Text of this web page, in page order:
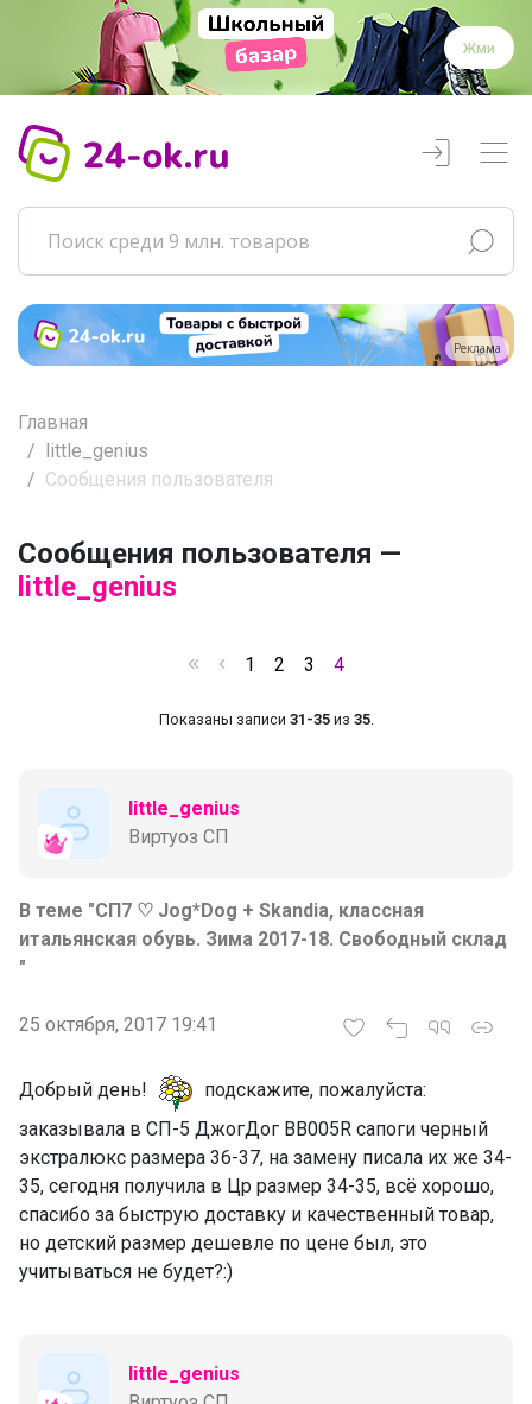
Жми
Реклама
Главная
little_genius
Сообщения пользователя
Сообщения пользователя —
little_genius
1 2 3 4
Показаны записи 31-35из 35.
little_genius
Виртуоз СП
В теме "СП7 ♡ Jog*Dog + Skandia, классная
итальянская обувь. Зима 2017-18. Cвободный склад
"
25 октября, 2017 19:41
Добрый день!
подскажите, пожалуйста:
заказывала в СП-5 ДжогДог BB005R сапоги черный
экстралюкс размера 36-37, на замену писала их же 34-
35, сегодня получила в Цр размер 34-35, всё хорошо,
спасибо за быструю доставку и качественный товар,
но детский размер дешевле по цене был, это
учитываться не будет?:)
little_genius